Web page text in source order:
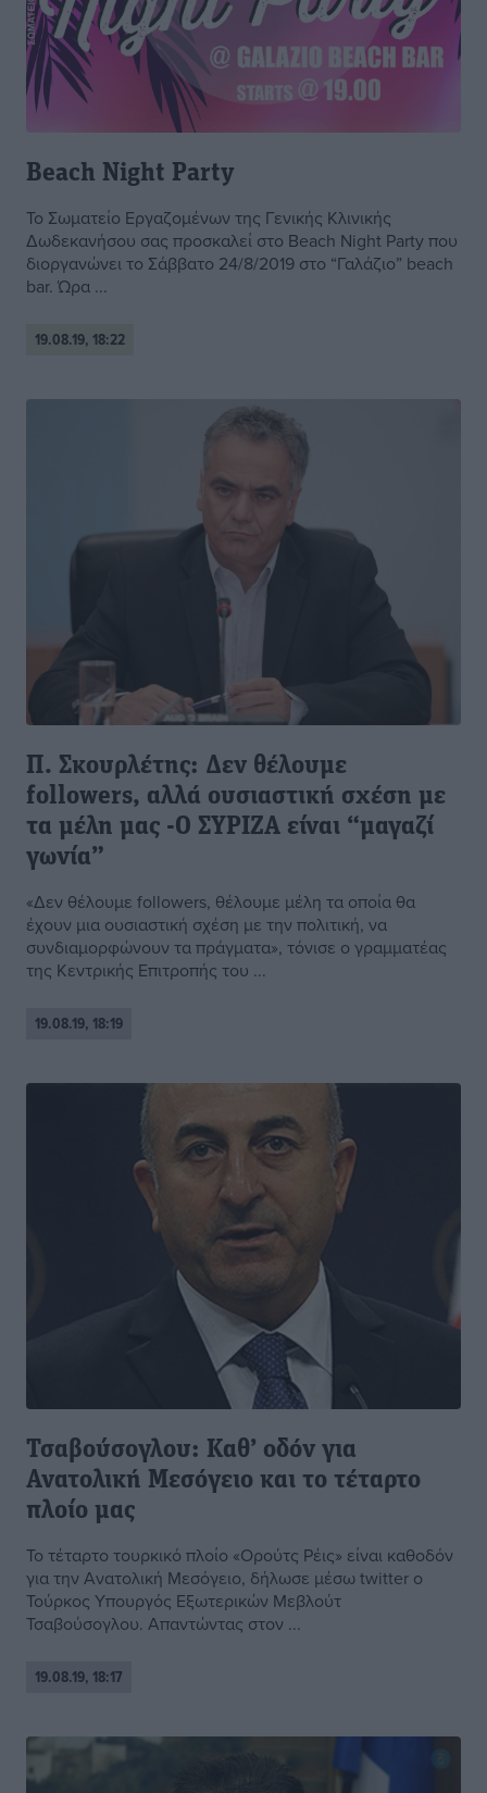
Beach Night Party
Το Σωματείο Εργαζομένων της Γενικής Κλινικής
Δωδεκανήσου σας προσκαλεί στο Beach Night Party που
διοργανώνει το Σάββατο 24/8/2019 στο “Γαλάζιο” beach
bar. Ώρα ...
19.08.19, 18:22
Π. Σκουρλέτης: Δεν θέλουμε
followers, αλλά ουσιαστική σχέση με
τα μέλη μας -Ο ΣΥΡΙΖΑ είναι “μαγαζί
γωνία”
«Δεν θέλουμε followers, θέλουμε μέλη τα οποία θα
έχουν μια ουσιαστική σχέση με την πολιτική, να
συνδιαμορφώνουν τα πράγματα», τόνισε ο γραμματέας
της Κεντρικής Επιτροπής του ...
19.08.19, 18:19
Τσαβούσογλου: Καθ’ οδόν για
Ανατολική Μεσόγειο και το τέταρτο
πλοίο μας
Το τέταρτο τουρκικό πλοίο «Ορούτς Ρέις» είναι καθοδόν
για την Ανατολική Μεσόγειο, δήλωσε μέσω twitter ο
Τούρκος Υπουργός Εξωτερικών Μεβλούτ
Τσαβούσογλου. Απαντώντας στον ...
19.08.19, 18:17